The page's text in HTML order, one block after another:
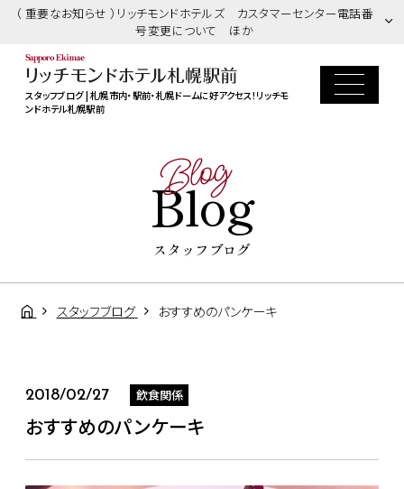
（ 重要なお知らせ ）リッチモンドホテルズ カスタマーセンター電話番
号変更について ほか
スタッフブログ | 札幌市内・駅前・札幌ドームに好アクセス！リッチモ
ンドホテル札幌駅前
Blog
Blog
スタッフブログ
スタッフブログ おすすめのパンケーキ
2018/02/27 飲食関係
おすすめのパンケーキ